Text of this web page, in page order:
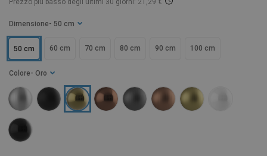
Prezzo più basso degli ultimi 30 giorni: 21,29 €
Dimensione - 50 cm
50 cm 60 cm 70 cm 80 cm 90 cm 100 cm
Colore - Oro